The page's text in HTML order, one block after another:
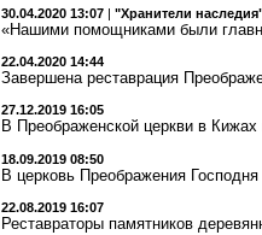
30.04.2020 13:07 | "Хранители
«Нашими помощниками были
22.04.2020 14:44
Завершена реставрация
27.12.2019 16:05
В Преображенской церкви в
18.09.2019 08:50
В церковь Преображения
22.08.2019 16:07
Реставраторы памятников